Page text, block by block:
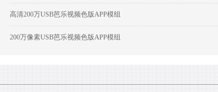
高清200万USB芭乐视频色版APP模组
200万像素USB芭乐视频色版APP模组